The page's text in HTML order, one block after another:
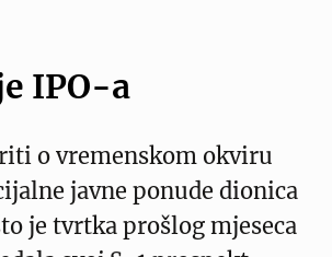
IPO-a
o vremenskom okviru
javne ponude dionica
je tvrtka prošlog mjeseca